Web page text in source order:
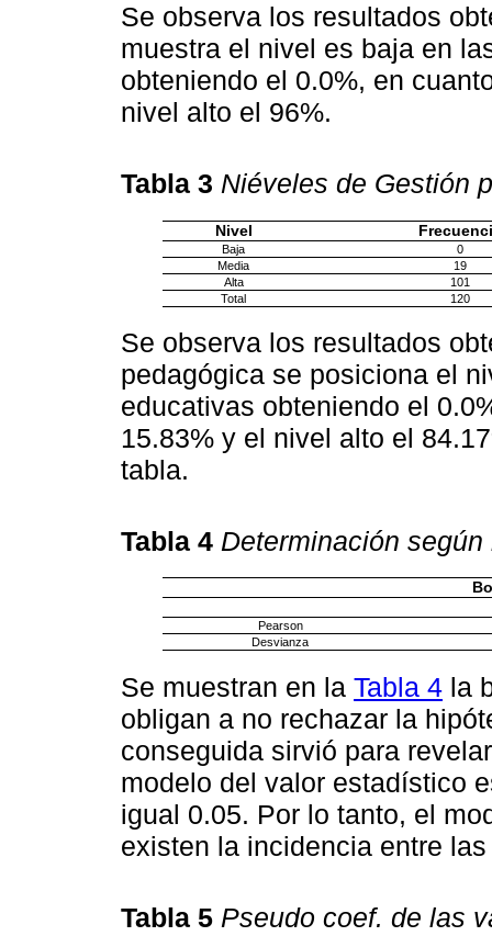
Se observa los resultados
muestra el nivel es baja en
obteniendo el 0.0%, en
nivel alto el 96%.
Tabla 3 Niéveles de Gestión
Nivel
Baja
0
Media
19
Alta
101
Total
120
Se observa los resultados
pedagógica se posiciona el
educativas obteniendo el
15.83% y el nivel alto el
tabla.
Tabla 4 Determinación
Pearson
Desvianza
Se muestran en la Tabla 4 la
obligan a no rechazar la
conseguida sirvió para
modelo del valor estadístico
igual 0.05. Por lo tanto, el
existen la incidencia entre
Tabla 5 Pseudo coef. de las